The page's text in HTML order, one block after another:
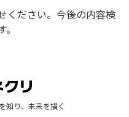
ください。今後の内容検
知り、未来を描く